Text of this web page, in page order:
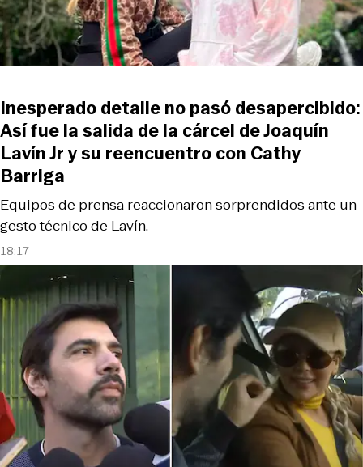
18:17
Equipos de prensa reaccionaron sorprendidos ante un
gesto técnico de Lavín.
Inesperado detalle no pasó desapercibido:
Así fue la salida de la cárcel de Joaquín
Lavín Jr y su reencuentro con Cathy
Barriga